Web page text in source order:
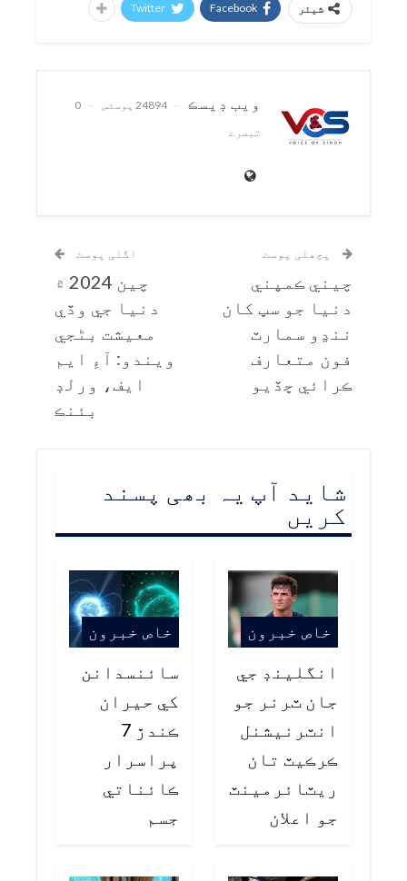
شیئر Facebook
Twitter
ويب ڊيسڪ 24894 پوسٹس
0
تبصرے
پچھلی پوسٹ
چيني ڪمپني
دنيا جو سڀ کان
ننڍو سمارٽ
فون متعارف
ڪرائي ڇڏيو
اگلی پوسٹ
چين 2024 ۾
دنيا جي وڏي
معيشت بڻجي
ويندو: آءِ ايم
ايف، ورلڊ
بئنڪ
شاید آپ یہ بھی پسند
کریں
خاص خبرون
انگلينڊ جي
جان ٽرنر جو
انٽرنيشنل
ڪرڪيٽ تان
ريٽائرمينٽ
جو اعلان
خاص خبرون
سائنسدانن
کي حيران
ڪندڙ 7
پراسرار
ڪائناتي
جسم